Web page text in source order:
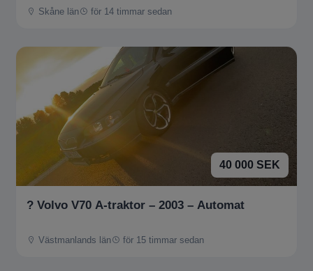
Skåne län för 14 timmar sedan
40 000 SEK
? Volvo V70 A-traktor – 2003 – Automat
Västmanlands län för 15 timmar sedan